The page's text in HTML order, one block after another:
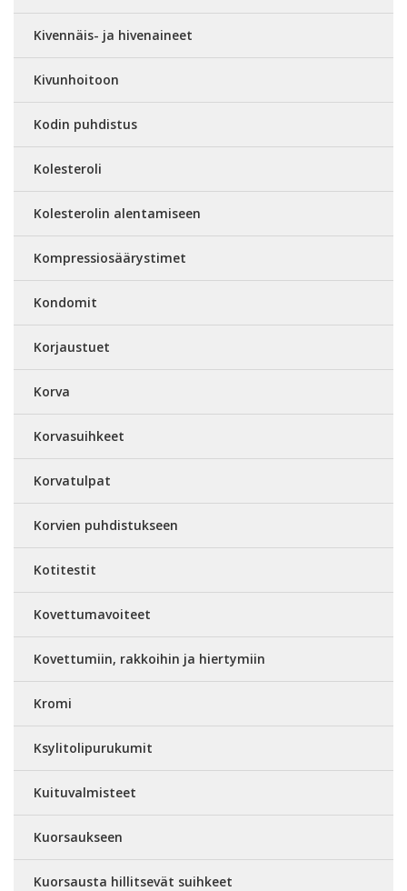
Kivennäis- ja hivenaineet
Kivunhoitoon
Kodin puhdistus
Kolesteroli
Kolesterolin alentamiseen
Kompressiosäärystimet
Kondomit
Korjaustuet
Korva
Korvasuihkeet
Korvatulpat
Korvien puhdistukseen
Kotitestit
Kovettumavoiteet
Kovettumiin, rakkoihin ja hiertymiin
Kromi
Ksylitolipurukumit
Kuituvalmisteet
Kuorsaukseen
Kuorsausta hillitsevät suihkeet